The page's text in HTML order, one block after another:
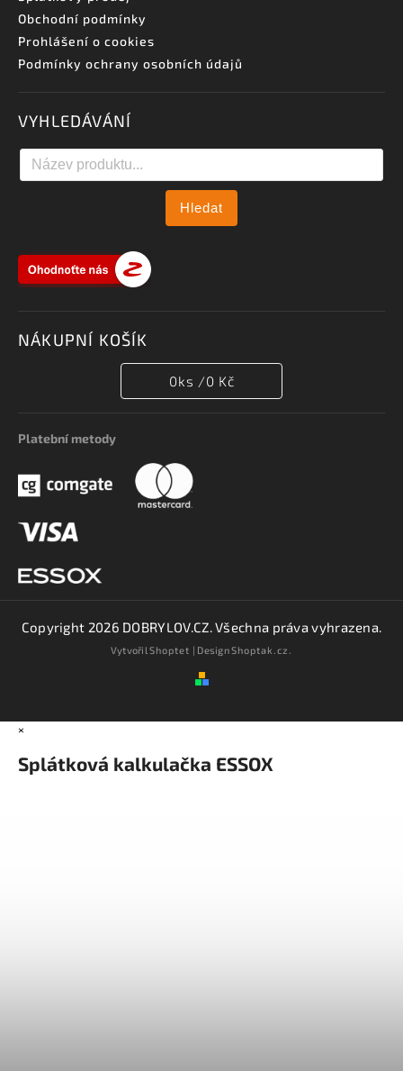
Obchodní podmínky
Prohlášení o cookies
Podmínky ochrany osobních údajů
VYHLEDÁVÁNÍ
Hledat
NÁKUPNÍ KOŠÍK
0ks /0 Kč
Platební metody
Copyright 2026 DOBRYLOV.CZ. Všechna práva vyhrazena.
VytvořilShoptet | DesignShoptak.cz.
×
Splátková kalkulačka ESSOX